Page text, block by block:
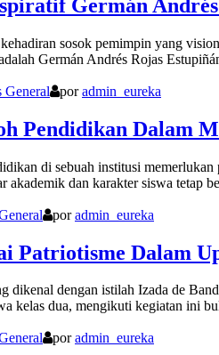
Germán Andrés
sosok pemimpin yang
Germán Andrés Rojas
General poradmin_eureka
Pendidikan Dalam
di sebuah institusi
akademik dan karakter siswa tetap
poradmin_eureka
Patriotisme Dalam
dikenal dengan istilah Izada de
kelas dua, mengikuti kegiatan ini
poradmin_eureka